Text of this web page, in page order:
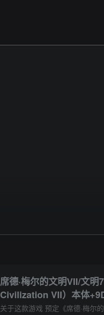
席德·梅尔的文明VII/文
Civilization VII）本体
整合版 官中简体